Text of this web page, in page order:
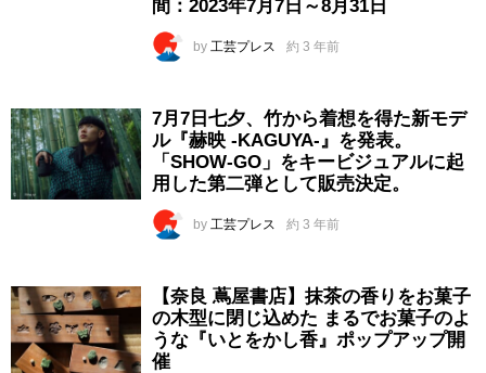
間：2023年7月7日～8月31日
by 工芸プレス 約 3 年前
7月7日七夕、竹から着想を得た新モデ
ル『赫映 -KAGUYA-』を発表。
「SHOW-GO」をキービジュアルに起
用した第二弾として販売決定。
by 工芸プレス 約 3 年前
【奈良 蔦屋書店】抹茶の香りをお菓子
の木型に閉じ込めた まるでお菓子のよ
うな『いとをかし香』ポップアップ開
催